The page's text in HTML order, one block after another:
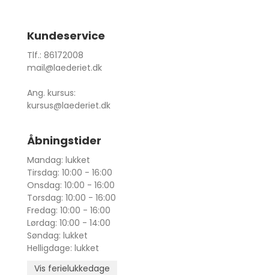
Kundeservice
Tlf.: 86172008
mail@laederiet.dk
Ang. kursus:
kursus@laederiet.dk
Åbningstider
Mandag: lukket
Tirsdag: 10:00 - 16:00
Onsdag: 10:00 - 16:00
Torsdag: 10:00 - 16:00
Fredag: 10:00 - 16:00
Lørdag: 10:00 - 14:00
Søndag: lukket
Helligdage: lukket
Vis ferielukkedage